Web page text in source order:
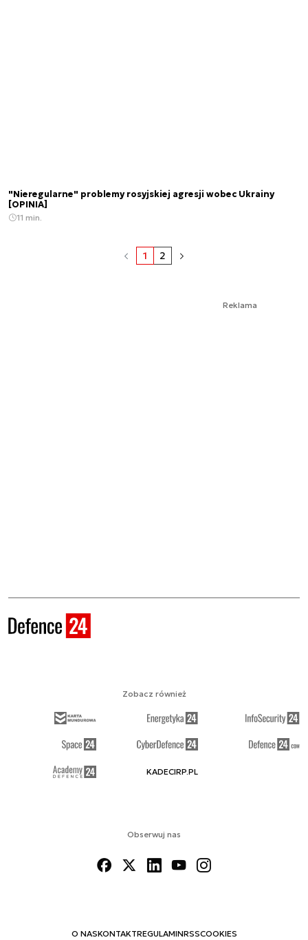
"Nieregularne" problemy rosyjskiej agresji wobec Ukrainy
[OPINIA]
11 min.
1 2
Reklama
Obserwuj nas
O NASKONTAKTREGULAMINRSSCOOKIES
Zobacz również
KADECIRP.PL